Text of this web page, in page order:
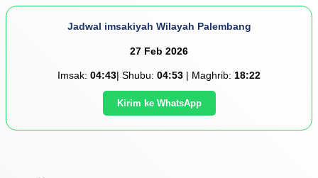
Jadwal imsakiyah Wilayah Palembang
27 Feb 2026
Imsak: 04:43| Shubu: 04:53 | Maghrib: 18:22
Kirim ke WhatsApp